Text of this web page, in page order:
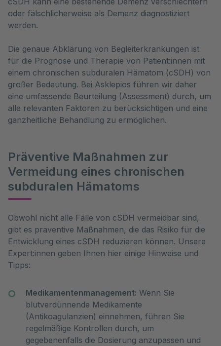
oder fälschlicherweise als Demenz diagnostiziert
werden.
Die genaue Abklärung von Begleiterkrankungen ist
für die Prognose und Therapie von Patient:innen mit
einem chronischen subduralen Hämatom (cSDH) von
großer Bedeutung. Bei Asklepios führen wir daher
eine umfassende Beurteilung (Assessment) durch, um
alle relevanten Faktoren zu berücksichtigen und eine
ganzheitliche Behandlung zu ermöglichen.
Präventive Maßnahmen zur
Vermeidung eines chronischen
subduralen Hämatoms
Obwohl nicht alle Fälle von cSDH vermeidbar sind,
gibt es präventive Maßnahmen, die das Risiko für die
Entwicklung eines cSDH reduzieren können. Unsere
Expert:innen geben Ihnen hier einige Hinweise und
Tipps:
Medikamentenmanagement: Wenn Sie
blutverdünnende Medikamente
(Antikoagulanzien) einnehmen, führen Sie
regelmäßige Kontrollen durch, um
gegebenenfalls die Dosierung anzupassen und